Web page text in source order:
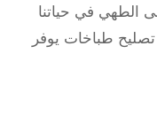
الطهي في حياتنا
طباخات يوفر